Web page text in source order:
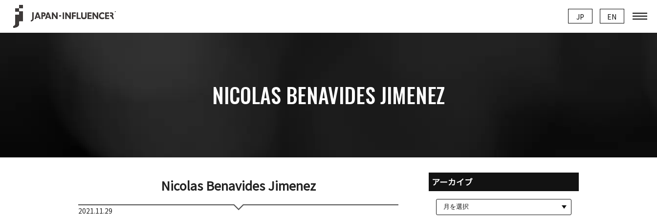
JP EN
JP EN
NICOLAS BENAVIDES JIMENEZ
Nicolas Benavides Jimenez
2021.11.29
アーカイブ